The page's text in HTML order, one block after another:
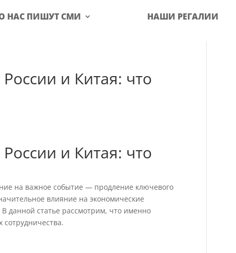
НАС ПИШУТ СМИ НАШИ РЕГАЛИИ
и Китая: что
и Китая: что
на важное событие — продление ключевого
влияние на экономические
данной статье рассмотрим, что именно
сотрудничества.